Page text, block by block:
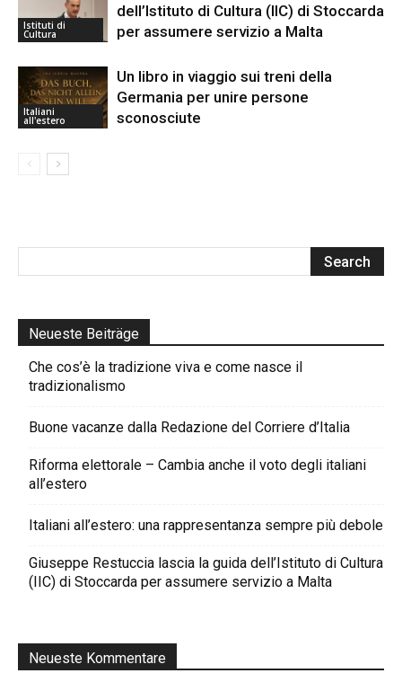
Istituti di
Cultura
dell’Istituto di Cultura (IIC) di Stoccarda
per assumere servizio a Malta
Italiani
all'estero
Un libro in viaggio sui treni della
Germania per unire persone
sconosciute
Neueste Beiträge
Che cos’è la tradizione viva e come nasce il
tradizionalismo
Buone vacanze dalla Redazione del Corriere d’Italia
Riforma elettorale – Cambia anche il voto degli italiani
all’estero
Italiani all’estero: una rappresentanza sempre più debole
Giuseppe Restuccia lascia la guida dell’Istituto di Cultura
(IIC) di Stoccarda per assumere servizio a Malta
Neueste Kommentare